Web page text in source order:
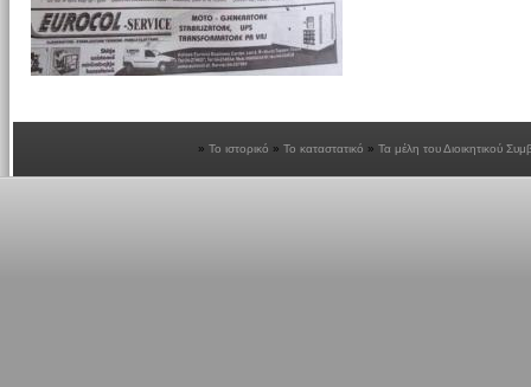
Το ιστορικό Το καταστατικό Τα μέλη του Διοικητικού